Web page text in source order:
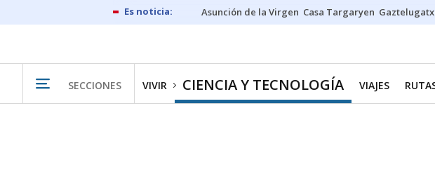
Asunción de la Virgen Casa Targaryen
SECCIONES VIVIR CIENCIA Y TECNOLOGÍA VIAJES